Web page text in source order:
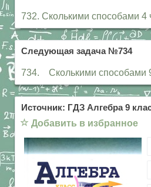
732. Сколькими способами 4
Следующая задача №734
734. Сколькими способами 9
Источник: ГДЗ Алгебра 9
☆ Добавить в избранное